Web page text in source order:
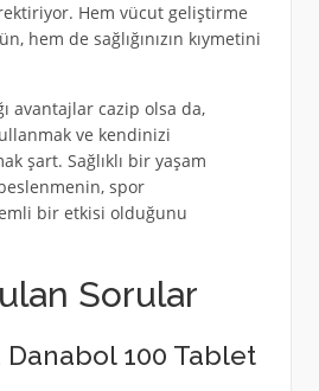
Hem vücut geliştirme
hem de sağlığınızın kıymetini
avantajlar cazip olsa da,
ve kendinizi
şart. Sağlıklı bir yaşam
spor
bir etkisi olduğunu
Sorular
Danabol 100 Tablet